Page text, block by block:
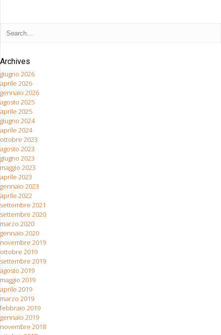
Archives
giugno 2026
aprile 2026
gennaio 2026
agosto 2025
aprile 2025
giugno 2024
aprile 2024
ottobre 2023
agosto 2023
giugno 2023
maggio 2023
aprile 2023
gennaio 2023
aprile 2022
settembre 2021
settembre 2020
marzo 2020
gennaio 2020
novembre 2019
ottobre 2019
settembre 2019
agosto 2019
maggio 2019
aprile 2019
marzo 2019
febbraio 2019
gennaio 2019
novembre 2018